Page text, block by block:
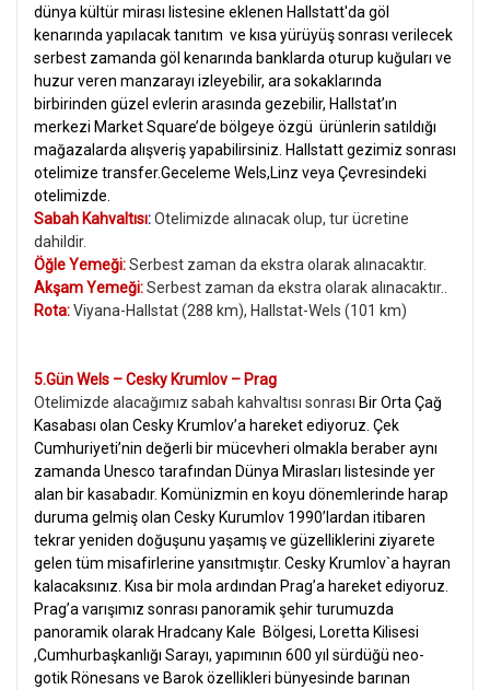
dünya kültür mirası listesine eklenen Hallstatt'da göl
kenarında yapılacak tanıtım ve kısa yürüyüş sonrası verilecek
serbest zamanda göl kenarında banklarda oturup kuğuları ve
huzur veren manzarayı izleyebilir, ara sokaklarında
birbirinden güzel evlerin arasında gezebilir, Hallstat’ın
merkezi Market Square’de bölgeye özgü ürünlerin satıldığı
mağazalarda alışveriş yapabilirsiniz. Hallstatt gezimiz sonrası
otelimize transfer.Geceleme Wels,Linz veya Çevresindeki
otelimizde.
Sabah Kahvaltısı:Otelimizde alınacak olup, tur ücretine
dahildir.
Öğle Yemeği:Serbest zaman da ekstra olarak alınacaktır.
Akşam Yemeği:Serbest zaman da ekstra olarak alınacaktır..
Rota:Viyana-Hallstat (288 km), Hallstat-Wels (101 km)
5.Gün Wels – Cesky Krumlov – Prag
Otelimizde alacağımız sabah kahvaltısı sonrası Bir Orta Çağ
Kasabası olan Cesky Krumlov’a hareket ediyoruz. Çek
Cumhuriyeti’nin değerli bir mücevheri olmakla beraber aynı
zamanda Unesco tarafından Dünya Mirasları listesinde yer
alan bir kasabadır. Komünizmin en koyu dönemlerinde harap
duruma gelmiş olan Cesky Kurumlov 1990’lardan itibaren
tekrar yeniden doğuşunu yaşamış ve güzelliklerini ziyarete
gelen tüm misafirlerine yansıtmıştır. Cesky Krumlov`a hayran
kalacaksınız. Kısa bir mola ardından Prag’a hareket ediyoruz.
Prag’a varışımız sonrası panoramik şehir turumuzda
panoramik olarak Hradcany Kale Bölgesi, Loretta Kilisesi
,Cumhurbaşkanlığı Sarayı, yapımının 600 yıl sürdüğü neo-
gotik Rönesans ve Barok özellikleri bünyesinde barınan